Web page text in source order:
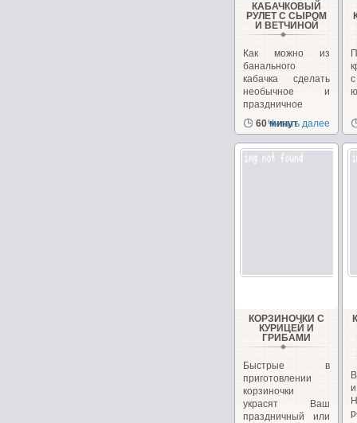
КАБАЧКОВЫЙ
РУЛЕТ С СЫРОМ
И ВЕТЧИНОЙ
Как можно из
банального
кабачка сделать
необычное и
праздничное
блюдо. Взяв...
60 минут
Читать далее
КОРЗИНОЧКИ С
КУРИЦЕЙ И
ГРИБАМИ
Быстрые в
приготовлении
корзиночки
украсят Ваш
праздничный или